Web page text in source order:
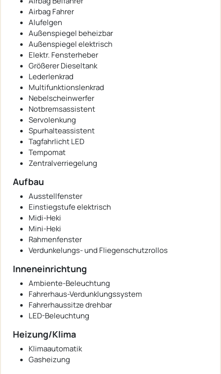
Airbag Fahrer
Alufelgen
Außenspiegel beheizbar
Außenspiegel elektrisch
Elektr. Fensterheber
Größerer Dieseltank
Lederlenkrad
Multifunktionslenkrad
Nebelscheinwerfer
Notbremsassistent
Servolenkung
Spurhalteassistent
Tagfahrlicht LED
Tempomat
Zentralverriegelung
Aufbau
Ausstellfenster
Einstiegstufe elektrisch
Midi-Heki
Mini-Heki
Rahmenfenster
Verdunkelungs- und Fliegenschutzrollos
Inneneinrichtung
Ambiente-Beleuchtung
Fahrerhaus-Verdunklungssystem
Fahrerhaussitze drehbar
LED-Beleuchtung
Heizung/Klima
Klimaautomatik
Gasheizung